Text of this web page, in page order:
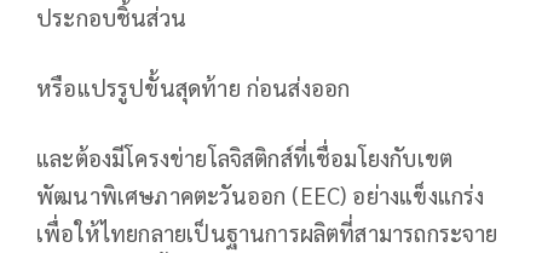
ประกอบชิ้นส่วน
หรือแปรรูปขั้นสุดท้าย ก่อนส่งออก
และต้องมีโครงข่ายโลจิสติกส์ที่เชื่อมโยงกับเขต
พัฒนาพิเศษภาคตะวันออก (EEC) อย่างแข็งแกร่ง
เพื่อให้ไทยกลายเป็นฐานการผลิตที่สามารถกระจาย